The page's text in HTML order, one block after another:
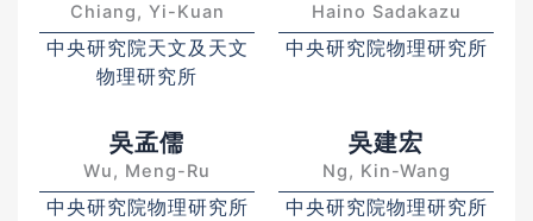
Chiang, Yi-Kuan
中央研究院天文及天文
物理研究所
Haino Sadakazu
中央研究院物理研究所
吳孟儒
Wu, Meng-Ru
中央研究院物理研究所
吳建宏
Ng, Kin-Wang
中央研究院物理研究所